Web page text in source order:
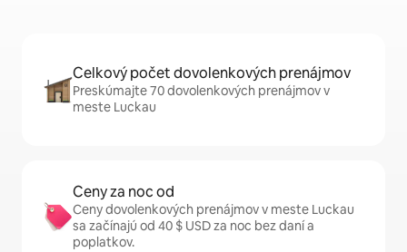
Celkový počet dovolenkových prenájmov
Preskúmajte 70 dovolenkových prenájmov v
meste Luckau
Ceny za noc od
Ceny dovolenkových prenájmov v meste Luckau
sa začínajú od 40 $ USD za noc bez daní a
poplatkov.